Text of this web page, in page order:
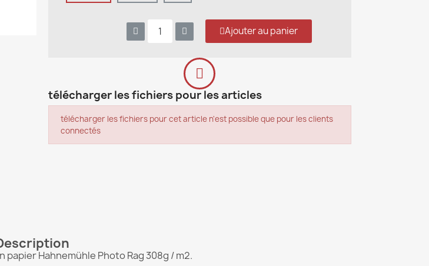
Ajouter au panier
télécharger les fichiers pour les articles
télécharger les fichiers pour cet article n'est possible que pour les clients
connectés
Hahnemühle Photo Rag 308g / m2.